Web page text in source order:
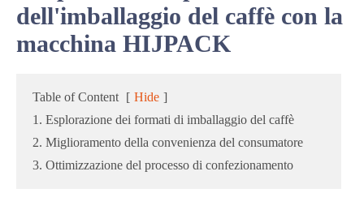
dell'imballaggio del caffè con la
macchina HIJPACK
Table of Content [ Hide ]
1. Esplorazione dei formati di imballaggio del caffè
2. Miglioramento della convenienza del consumatore
3. Ottimizzazione del processo di confezionamento